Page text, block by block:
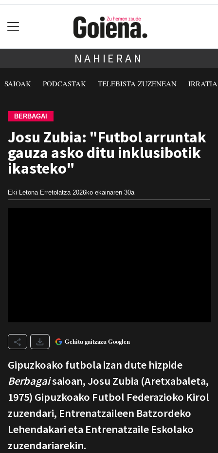
NAHIERAN
SAIOAK PODCASTAK TELEBISTA ZUZENEAN
BERBAGAI
Josu Zubia: "Futbol arruntak
gauza asko ditu inklusibotik
ikasteko"
Eki Letona Erretolatza 2026ko ekainaren 30a
Gehitu gaitzazu Googlen
Gipuzkoako futbola izan dute hizpide
Berbagaisaioan, Josu Zubia (Aretxabaleta,
1975) Gipuzkoako Futbol Federazioko Kirol
zuzendari, Entrenatzaileen Batzordeko
Lehendakari eta Entrenatzaile Eskolako
zuzendariarekin.